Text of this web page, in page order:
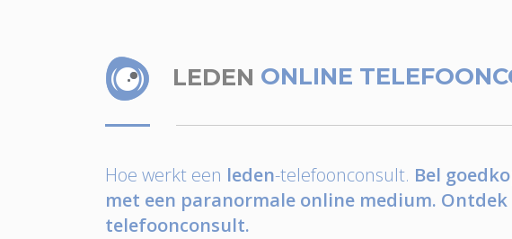
LEDEN ONLINE
Hoe werkt een leden-telefoonconsult. Bel
met een paranormale online medium.
telefoonconsult.